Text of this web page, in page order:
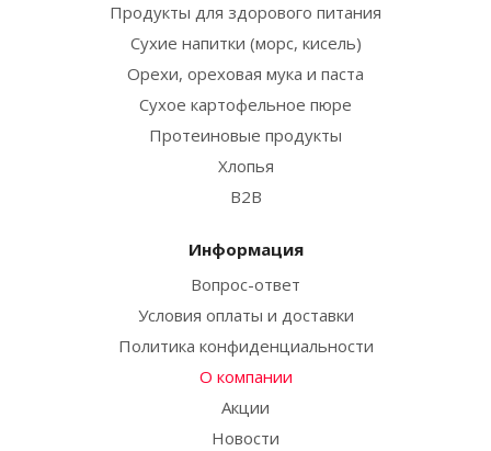
Продукты для здорового питания
Сухие напитки (морс, кисель)
Орехи, ореховая мука и паста
Сухое картофельное пюре
Протеиновые продукты
Хлопья
B2B
Информация
Вопрос-ответ
Условия оплаты и доставки
Политика конфиденциальности
О компании
Акции
Новости